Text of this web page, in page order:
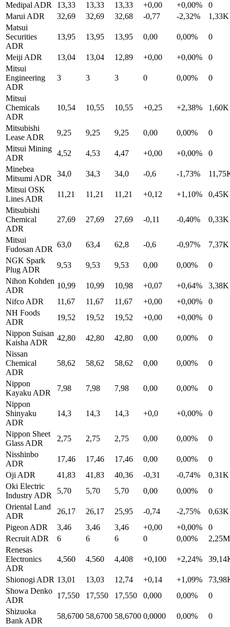
Medipal ADR
13,33 13,33 13,33 +0,00 +0,00%
0
Marui ADR
32,69 32,69 32,68 -0,77 -2,32%
1,33K
Matsui
Securities
ADR
13,95 13,95 13,95 0,00 0,00% 0
Meiji ADR 13,04 13,04 12,89 +0,00 +0,00%
0
Mitsui
Engineering
ADR
3 3 3 0 0,00% 0
Mitsui
Chemicals
ADR
10,54 10,55 10,55 +0,25 +2,38% 1,60K
Mitsubishi
Lease ADR
9,25 9,25 9,25 0,00 0,00%
0
Mitsui Mining
ADR
4,52 4,53 4,47 +0,00 +0,00%
0
Minebea
Mitsumi ADR
34,0 34,3 34,0 -0,6 -1,73%
Mitsui OSK
Lines ADR
11,21 11,21 11,21 +0,12 +1,10%
0,45K
Mitsubishi
Chemical
ADR
27,69 27,69 27,69 -0,11 -0,40% 0,33K
Mitsui
Fudosan ADR
63,0 63,4 62,8 -0,6 -0,97%
7,37K
NGK Spark
Plug ADR
9,53 9,53 9,53 0,00 0,00%
0
Nihon Kohden
ADR
10,99 10,99 10,98 +0,07 +0,64%
3,38K
Nifco ADR
11,67 11,67 11,67 +0,00 +0,00%
0
NH Foods
ADR
19,52 19,52 19,52 +0,00 +0,00%
0
Nippon Suisan
Kaisha ADR
42,80 42,80 42,80 0,00 0,00%
0
Nissan
Chemical
ADR
58,62 58,62 58,62 0,00 0,00% 0
Nippon
Kayaku ADR
7,98 7,98 7,98 0,00 0,00%
0
Nippon
Shinyaku
ADR
14,3 14,3 14,3 +0,0 +0,00% 0
Nippon Sheet
Glass ADR
2,75 2,75 2,75 0,00 0,00%
0
Nisshinbo
ADR
17,46 17,46 17,46 0,00 0,00%
0
Oji ADR
41,83 41,83 40,36 -0,31 -0,74%
0,31K
Oki Electric
Industry ADR
5,70 5,70 5,70 0,00 0,00%
0
Oriental Land
ADR
26,17 26,17 25,95 -0,74 -2,75%
0,63K
Pigeon ADR
3,46 3,46 3,46 +0,00 +0,00%
0
Recruit ADR
6 6 6 0 0,00%
2,25M
Renesas
Electronics
ADR
4,560 4,560 4,408 +0,100 +2,24%
Shionogi ADR 13,01 13,03 12,74 +0,14 +1,09%
Showa Denko
ADR
17,550 17,550 17,550 0,000 0,00%
0
Shizuoka
Bank ADR
58,6700 58,6700 58,6700 0,0000 0,00% 0